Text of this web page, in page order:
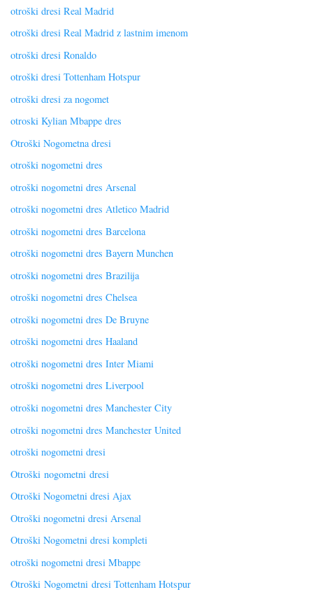
otroški dresi Real Madrid
otroški dresi Real Madrid z lastnim imenom
otroški dresi Ronaldo
otroški dresi Tottenham Hotspur
otroški dresi za nogomet
otroski Kylian Mbappe dres
Otroški Nogometna dresi
otroški nogometni dres
otroški nogometni dres Arsenal
otroški nogometni dres Atletico Madrid
otroški nogometni dres Barcelona
otroški nogometni dres Bayern Munchen
otroški nogometni dres Brazilija
otroški nogometni dres Chelsea
otroški nogometni dres De Bruyne
otroški nogometni dres Haaland
otroški nogometni dres Inter Miami
otroški nogometni dres Liverpool
otroški nogometni dres Manchester City
otroški nogometni dres Manchester United
otroški nogometni dresi
Otroški nogometni dresi
Otroški Nogometni dresi Ajax
Otroški nogometni dresi Arsenal
Otroški Nogometni dresi kompleti
otroški nogometni dresi Mbappe
Otroški Nogometni dresi Tottenham Hotspur